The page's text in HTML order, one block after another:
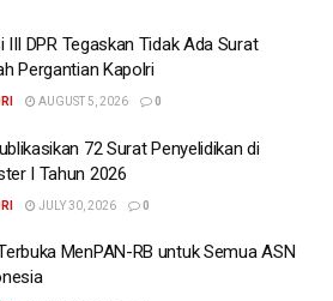
III DPR Tegaskan Tidak Ada Surat
Pergantian Kapolri
AUGUST 5, 2026 0
72 Surat Penyelidikan di
I Tahun 2026
JULY 30, 2026 0
MenPAN-RB untuk Semua ASN